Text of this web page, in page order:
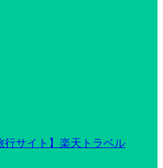
行サイト】楽天トラベル